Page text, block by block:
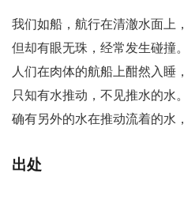
我们如船，航行在清澈水面上，
但却有眼无珠，经常发生碰撞。
人们在肉体的航船上酣然入睡，
只知有水推动，不见推水的水。
确有另外的水在推动流着的水，
出处